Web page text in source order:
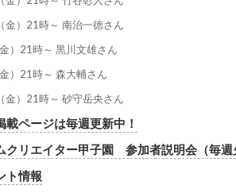
金）21時～ 南治一徳さん
）21時～ 黒川文雄さん
）21時～ 森大輔さん
金）21時～ 砂守岳央さん
載ページは毎週更新中！
クリエイター甲子園 参加者説明会（毎週
ト情報